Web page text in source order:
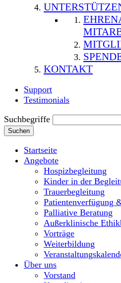
KONTAKT
Support
Testimonials
Suchbegriffe
Suchen
Startseite
Angebote
Hospizbegleitung
Kinder in der
Trauerbegleitung
Patientenverfügung
Palliative Beratung
Außerklinische
Vorträge
Weiterbildung
Über uns
Vorstand